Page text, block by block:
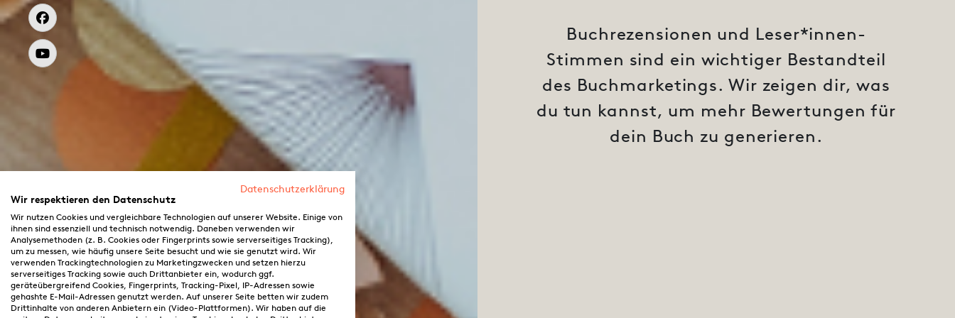
Buchrezensionen und Leser*innen-
Stimmen sind ein wichtiger Bestandteil
des Buchmarketings. Wir zeigen dir, was
du tun kannst, um mehr Bewertungen für
dein Buch zu generieren.
Datenschutzerklärung
Wir respektieren den Datenschutz
Wir nutzen Cookies und vergleichbare Technologien auf unserer Website. Einige von
ihnen sind essenziell und technisch notwendig. Daneben verwenden wir
Analysemethoden (z. B. Cookies oder Fingerprints sowie serverseitiges Tracking),
um zu messen, wie häufig unsere Seite besucht und wie sie genutzt wird. Wir
verwenden Trackingtechnologien zu Marketingzwecken und setzen hierzu
serverseitiges Tracking sowie auch Drittanbieter ein, wodurch ggf.
geräteübergreifend Cookies, Fingerprints, Tracking-Pixel, IP-Adressen sowie
gehashte E-Mail-Adressen genutzt werden. Auf unserer Seite betten wir zudem
Drittinhalte von anderen Anbietern ein (Video-Plattformen). Wir haben auf die